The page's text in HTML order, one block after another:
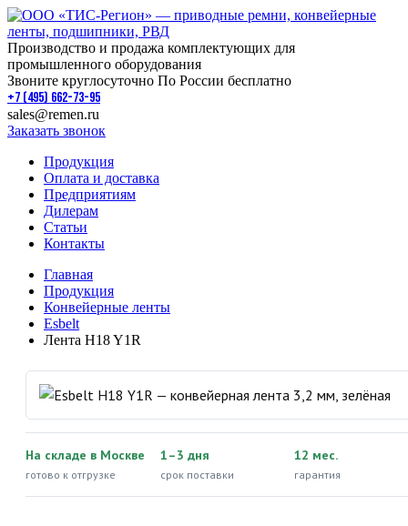
Производство и продажа комплектующих для
промышленного оборудования
Звоните круглосуточно По России бесплатно
+7 (495) 662-73-95
sales@remen.ru
Заказать звонок
Продукция
Оплата и доставка
Предприятиям
Дилерам
Статьи
Контакты
Главная
Продукция
Конвейерные ленты
Esbelt
Лента H18 Y1R
На складе в Москве
готово к отгрузке
1–3 дня
срок поставки
12 мес.
гарантия